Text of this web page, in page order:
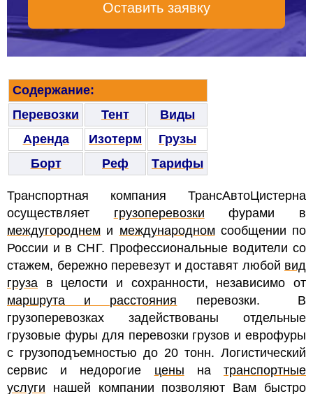
Оставить заявку
Содержание:
Перевозки
Тент
Виды
Аренда
Изотерм
Грузы
Борт
Реф Тарифы
Транспортная компания ТрансАвтоЦистерна
осуществляет грузоперевозки фурами в
междугороднем и международномсообщении по
России и в СНГ. Профессиональные водители со
стажем, бережно перевезут и доставят любой вид
груза в целости и сохранности, независимо от
маршрута и расстояния перевозки. В
грузоперевозках задействованы отдельные
грузовые фуры для перевозки грузов и еврофуры
с грузоподъемностью до 20 тонн. Логистический
сервис и недорогие цены натранспортные
услуги
нашей компании позволяют Вам быстро